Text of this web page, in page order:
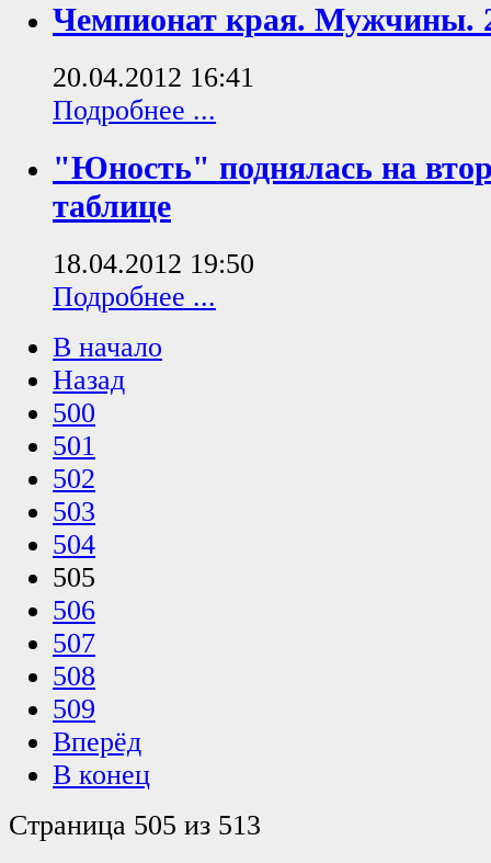
Чемпионат края. Мужчины.
20.04.2012 16:41
Подробнее ...
"Юность" поднялась на
таблице
18.04.2012 19:50
Подробнее ...
В начало
Назад
500
501
502
503
504
505
506
507
508
509
Вперёд
В конец
Страница 505 из 513